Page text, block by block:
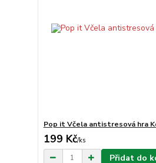
Pop it Včela antistresová hra
199 Kč/ks
Přidat do